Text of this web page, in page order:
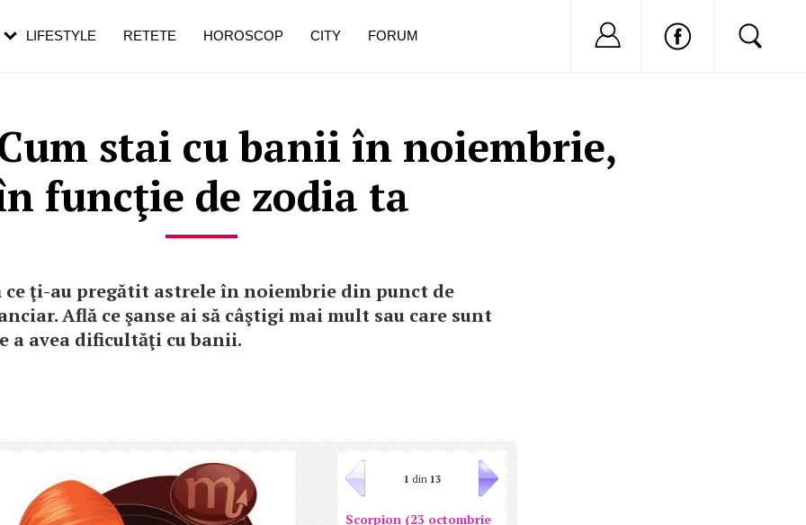
stai cu banii în noiembrie,
funcţie de zodia ta
ce ţi-au pregătit astrele în noiembrie din punct de
Află ce şanse ai să câştigi mai mult sau care sunt
a avea dificultăţi cu banii.
1 din 13
Scorpion (23 octombrie
LIFESTYLE RETETE HOROSCOP CITY FORUM Nu ai cont?
în vârstă
de dureroasă este investigația